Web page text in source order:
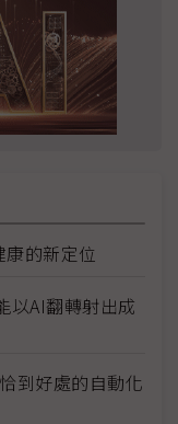
的新定位
以AI翻轉射出成
到好處的自動化